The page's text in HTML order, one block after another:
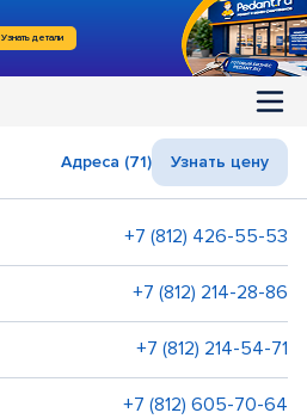
Узнать детали
Адреса (71) Узнать цену
+7 (812) 426-55-53
+7 (812) 214-28-86
+7 (812) 214-54-71
+7 (812) 605-70-64